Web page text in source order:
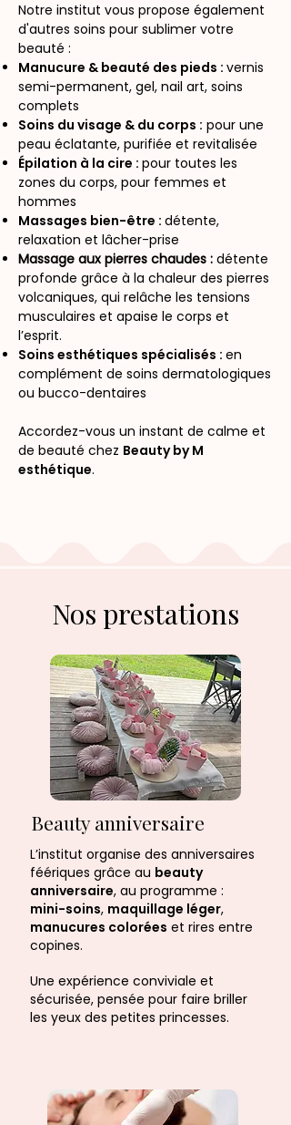
Notre institut vous propose également
d'autres soins pour sublimer votre
beauté :
Manucure & beauté des pieds : vernis
semi-permanent, gel, nail art, soins
complets
Soins du visage & du corps : pour une
peau éclatante, purifiée et revitalisée
Épilation à la cire : pour toutes les
zones du corps, pour femmes et
hommes
Massages bien-être : détente,
relaxation et lâcher-prise
Massage aux pierres chaudes : détente
profonde grâce à la chaleur des pierres
volcaniques, qui relâche les tensions
musculaires et apaise le corps et
l’esprit.
Soins esthétiques spécialisés : en
complément de soins dermatologiques
ou bucco-dentaires
Accordez-vous un instant de calme et
de beauté chez Beauty by M
esthétique.
Nos prestations
Beauty anniversaire
L’institut organise des anniversaires
féériques grâce au beauty
anniversaire, au programme :
mini-soins, maquillage léger,
manucures colorées et rires entre
copines.
Une expérience conviviale et
sécurisée, pensée pour faire briller
les yeux des petites princesses.